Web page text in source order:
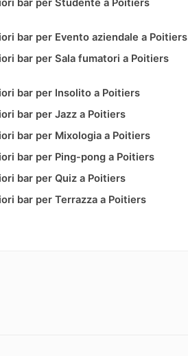
bar per Studente a Poitiers
bar per Evento aziendale a Poitiers
bar per Sala fumatori a Poitiers
bar per Insolito a Poitiers
bar per Jazz a Poitiers
bar per Mixologia a Poitiers
bar per Ping-pong a Poitiers
bar per Quiz a Poitiers
bar per Terrazza a Poitiers